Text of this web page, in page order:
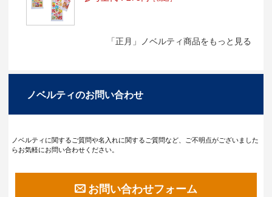
「正月」ノベルティ商品をもっと見る
ノベルティのお問い合わせ
ノベルティに関するご質問や名入れに関するご質問など、ご不明点がございました
らお気軽にお問い合わせください。
お問い合わせフォーム